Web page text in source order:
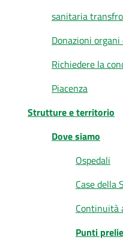
sanitaria
Donazioni
Richiedere la
Piacenza
Strutture e territorio
Dove siamo
Ospedali
Case della
Continuità
Punti